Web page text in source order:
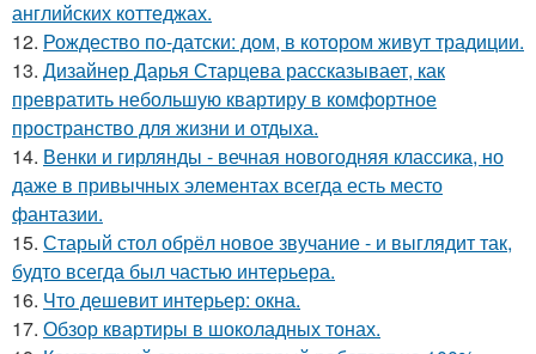
английских коттеджах.
12. Рождество по-датски: дом, в котором живут традиции.
13. Дизайнер Дарья Старцева рассказывает, как
превратить небольшую квартиру в комфортное
пространство для жизни и отдыха.
14. Венки и гирлянды - вечная новогодняя классика, но
даже в привычных элементах всегда есть место
фантазии.
15. Старый стол обрёл новое звучание - и выглядит так,
будто всегда был частью интерьера.
16. Что дешевит интерьер: окна.
17. Обзор квартиры в шоколадных тонах.